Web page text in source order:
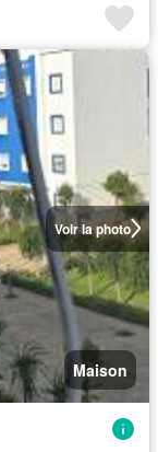
Voir la photo
Maison